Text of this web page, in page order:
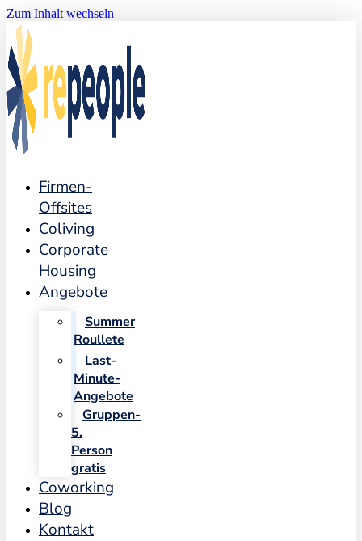
Zum Inhalt wechseln
Firmen-
Offsites
Coliving
Corporate
Housing
Angebote
Summer
Roullete
Last-
Minute-
Angebote
Gruppen-
5.
Person
gratis
Coworking
Blog
Kontakt